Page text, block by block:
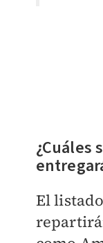
¿Cuáles
El